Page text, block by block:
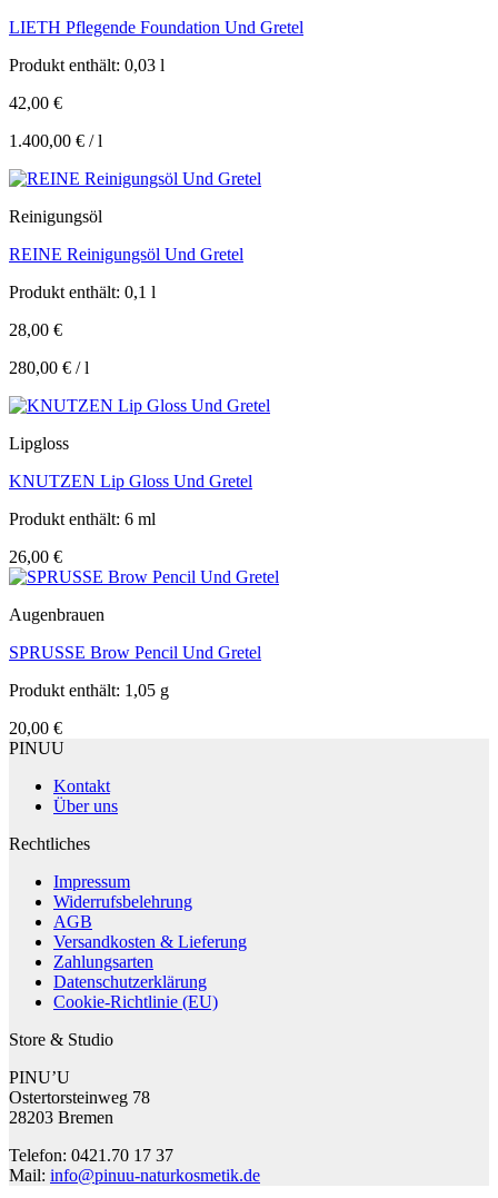
LIETH Pflegende Foundation Und Gretel
Produkt enthält: 0,03 l
42,00 €
1.400,00 € /l
Reinigungsöl
REINE Reinigungsöl Und Gretel
Produkt enthält: 0,1 l
28,00 €
280,00 € /l
Lipgloss
KNUTZEN Lip Gloss Und Gretel
Produkt enthält: 6 ml
26,00 €
Augenbrauen
SPRUSSE Brow Pencil Und Gretel
Produkt enthält: 1,05 g
20,00 €
PINUU
Kontakt
Über uns
Rechtliches
Impressum
Widerrufsbelehrung
AGB
Versandkosten & Lieferung
Zahlungsarten
Datenschutzerklärung
Cookie-Richtlinie (EU)
Store & Studio
PINU’U
Ostertorsteinweg 78
28203 Bremen
Telefon: 0421.70 17 37
Mail: info@pinuu-naturkosmetik.de